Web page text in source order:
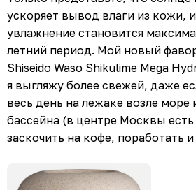
ускоряет вывод влаги из кожи,
увлажнение становится
летний период. Мой новый
Shiseido Waso Shikulime Mega
я выгляжу более свежей, даже
весь день на лежаке возле море
бассейна (в центре Москвы
заскочить на кофе, поработать